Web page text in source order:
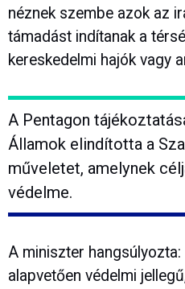
néznek szembe azok az
támadást indítanak a
kereskedelmi hajók vagy
A Pentagon
Államok elindította a
műveletet, amelynek
védelme.
A miniszter
alapvetően védelmi